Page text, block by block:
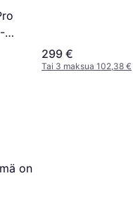
299 €
Tai 3 maksua 102,38 €
on